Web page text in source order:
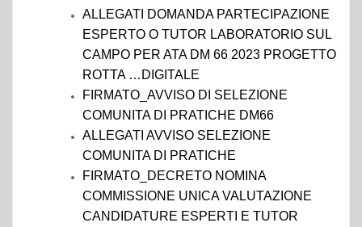
ALLEGATI DOMANDA PARTECIPAZIONE
ESPERTO O TUTOR LABORATORIO SUL
CAMPO PER ATA DM 66 2023 PROGETTO
ROTTA …DIGITALE
FIRMATO_AVVISO DI SELEZIONE
COMUNITA DI PRATICHE DM66
ALLEGATI AVVISO SELEZIONE
COMUNITA DI PRATICHE
FIRMATO_DECRETO NOMINA
COMMISSIONE UNICA VALUTAZIONE
CANDIDATURE ESPERTI E TUTOR